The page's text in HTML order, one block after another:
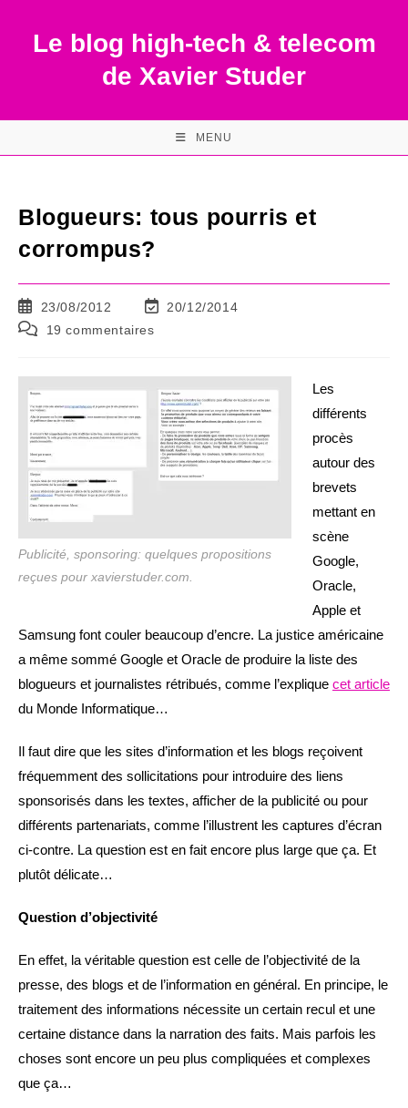
contentLe blog high-tech & telecom
de Xavier Studer
MENU
Blogueurs: tous pourris et
corrompus?
Publication
publiée :
23/08/2012
Dernière
publication :
20/12/2014
Commentaires
publication :
19 commentaires
Publicité, sponsoring: quelques propositions
reçues pour xavierstuder.com.
Les
différents
procès
autour des
brevets
mettant en
scène
Google,
Oracle,
Apple et
Samsung font couler beaucoup d’encre. La justice américaine
a même sommé Google et Oracle de produire la liste des
blogueurs et journalistes rétribués, comme l’explique cet article
du Monde Informatique…
Il faut dire que les sites d’information et les blogs reçoivent
fréquemment des sollicitations pour introduire des liens
sponsorisés dans les textes, afficher de la publicité ou pour
différents partenariats, comme l’illustrent les captures d’écran
ci-contre. La question est en fait encore plus large que ça. Et
plutôt délicate…
Question d’objectivité
En effet, la véritable question est celle de l’objectivité de la
presse, des blogs et de l’information en général. En principe, le
traitement des informations nécessite un certain recul et une
certaine distance dans la narration des faits. Mais parfois les
choses sont encore un peu plus compliquées et complexes
que ça…